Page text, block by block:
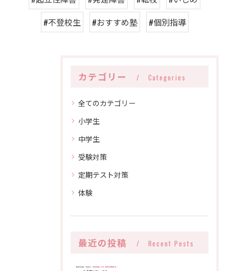
#不登校生
#おすすめ塾 #個別指導
カテゴリー Categories
全てのカテゴリー
小学生
中学生
受験対策
定期テスト対策
体験
最近の投稿 Recent Posts